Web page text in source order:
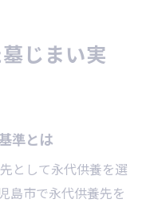
じまい実
準とは
として永代供養を選
島市で永代供養先を